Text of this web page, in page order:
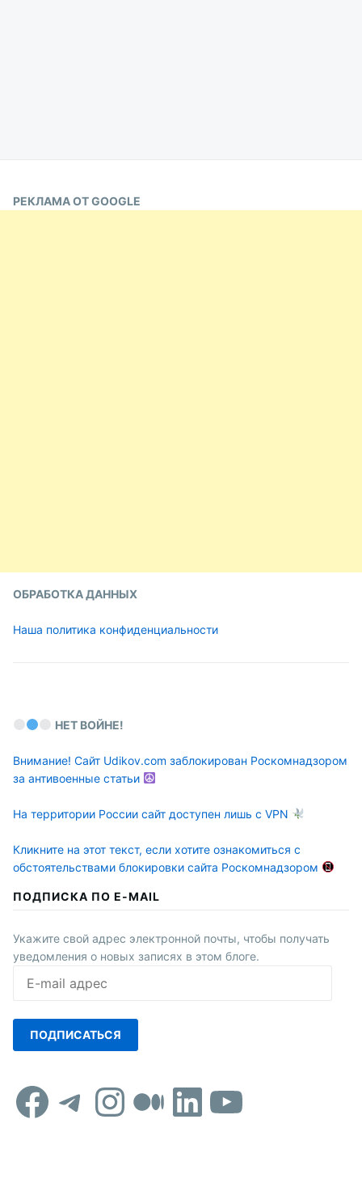
РЕКЛАМА ОТ GOOGLE
ОБРАБОТКА ДАННЫХ
Наша политика конфиденциальности
НЕТ ВОЙНЕ!
Внимание! Сайт Udikov.com заблокирован Роскомнадзором
за антивоенные статьи
На территории России сайт доступен лишь с VPN
Кликните на этот текст, если хотите ознакомиться с
обстоятельствами блокировки сайта Роскомнадзором
ПОДПИСКА ПО E-MAIL
Укажите свой адрес электронной почты, чтобы получать
уведомления о новых записях в этом блоге.
mail
ПОДПИСАТЬСЯ
Facebook
Telegram
Instagram
Средний
LinkedIn